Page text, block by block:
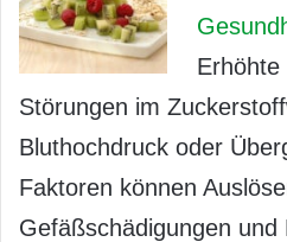
Erhöhte
Störungen im
Bluthochdruck oder
Faktoren können
Gefäßschädigungen